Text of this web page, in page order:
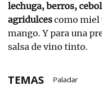
lechuga, berros,
agridulcescomo miel
mango. Y para una
salsa de vino tinto.
TEMAS Paladar